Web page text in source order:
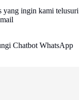
yang ingin kami telusuri
Chatbot WhatsApp